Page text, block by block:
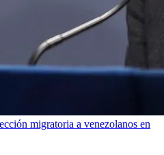
migratoria a venezolanos en